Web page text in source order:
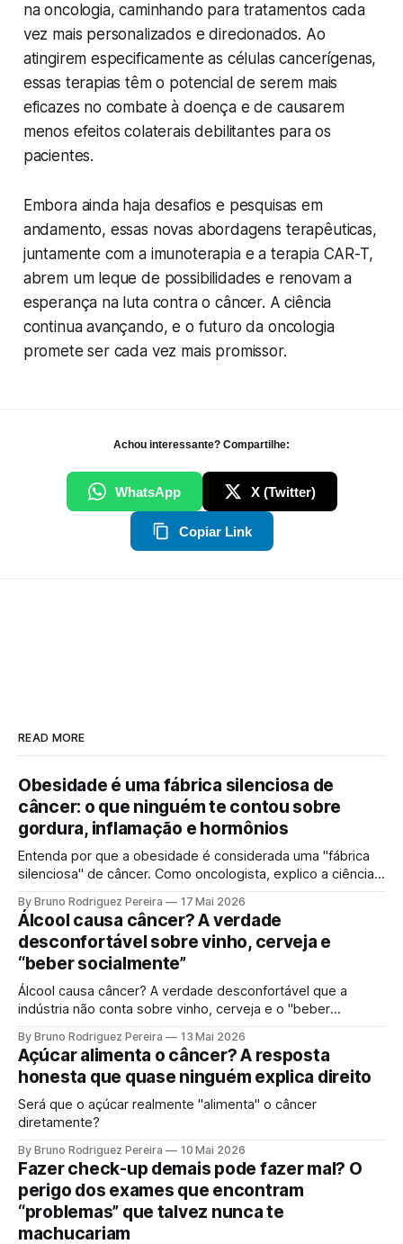
na oncologia, caminhando para tratamentos cada
vez mais personalizados e direcionados. Ao
atingirem especificamente as células cancerígenas,
essas terapias têm o potencial de serem mais
eficazes no combate à doença e de causarem
menos efeitos colaterais debilitantes para os
pacientes.
Embora ainda haja desafios e pesquisas em
andamento, essas novas abordagens terapêuticas,
juntamente com a imunoterapia e a terapia CAR-T,
abrem um leque de possibilidades e renovam a
esperança na luta contra o câncer. A ciência
continua avançando, e o futuro da oncologia
promete ser cada vez mais promissor.
Achou interessante? Compartilhe:
WhatsApp X (Twitter)
Copiar Link
READ MORE
Obesidade é uma fábrica silenciosa de
câncer: o que ninguém te contou sobre
gordura, inflamação e hormônios
Entenda por que a obesidade é considerada uma "fábrica
silenciosa" de câncer. Como oncologista, explico a ciência
desequilíbrio hormonal que alimentam tumores.
By Bruno Rodriguez Pereira 17 Mai 2026
Álcool causa câncer? A verdade
desconfortável sobre vinho, cerveja e
“beber socialmente”
Álcool causa câncer? A verdade desconfortável que a
indústria não conta sobre vinho, cerveja e o "beber
ciência moderna não sustenta mais a ideia de uma "dose
segura".
By Bruno Rodriguez Pereira 13 Mai 2026
Açúcar alimenta o câncer? A resposta
honesta que quase ninguém explica direito
Será que o açúcar realmente "alimenta" o câncer
diretamente?
By Bruno Rodriguez Pereira 10 Mai 2026
Fazer check-up demais pode fazer mal? O
perigo dos exames que encontram
“problemas” que talvez nunca te
machucariam